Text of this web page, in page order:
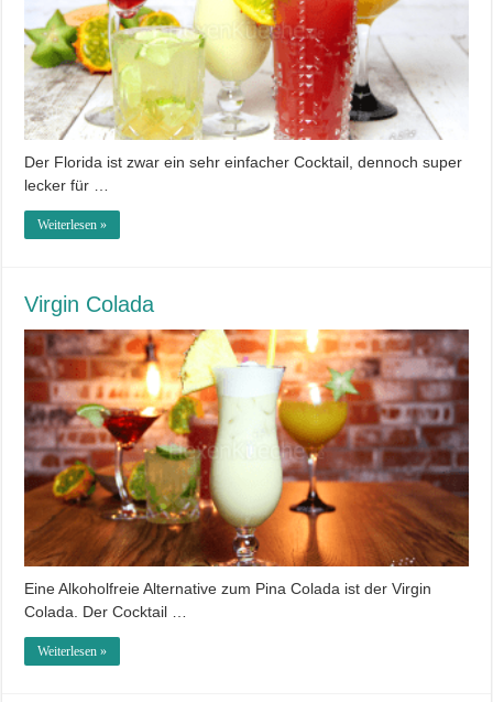
Der Florida ist zwar ein sehr einfacher Cocktail, dennoch super
lecker für …
Weiterlesen »
Virgin Colada
Eine Alkoholfreie Alternative zum Pina Colada ist der Virgin
Colada. Der Cocktail …
Weiterlesen »